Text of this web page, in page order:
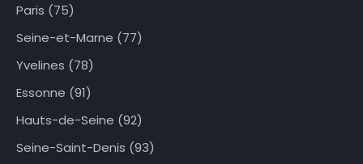
Paris (75)
Seine-et-Marne (77)
Yvelines (78)
Essonne (91)
Hauts-de-Seine (92)
Seine-Saint-Denis (93)